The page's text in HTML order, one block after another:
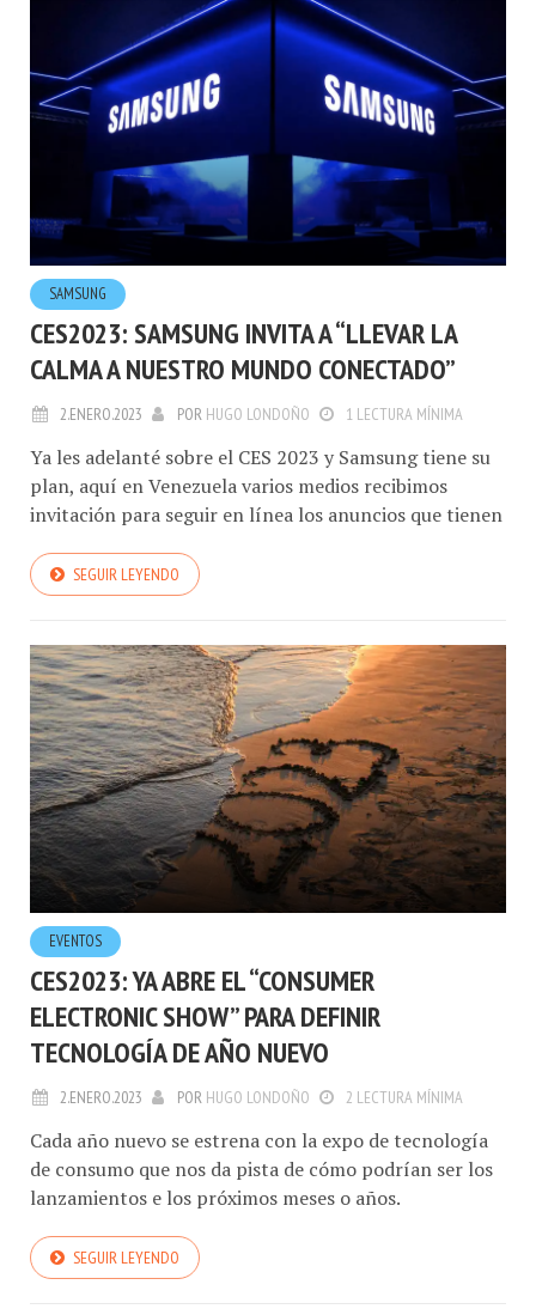
SAMSUNG
CES2023: SAMSUNG INVITA A “LLEVAR LA
CALMA A NUESTRO MUNDO CONECTADO”
2.ENERO.2023 PORHUGO LONDOÑO 1 LECTURA MÍNIMA
Ya les adelanté sobre el CES 2023 y Samsung tiene su
plan, aquí en Venezuela varios medios recibimos
invitación para seguir en línea los anuncios que tienen
EVENTOS
CES2023: YA ABRE EL “CONSUMER
ELECTRONIC SHOW” PARA DEFINIR
TECNOLOGÍA DE AÑO NUEVO
2.ENERO.2023 PORHUGO LONDOÑO
Cada año nuevo se estrena con la expo de tecnología
de consumo que nos da pista de cómo podrían ser los
lanzamientos e los próximos meses o años.